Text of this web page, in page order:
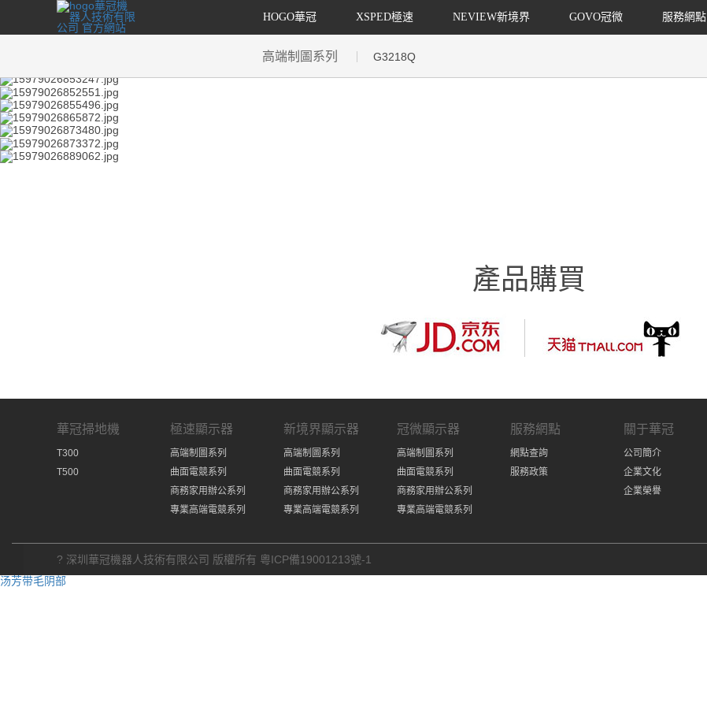
HOGO華冠 XSPED極速 NEVIEW新境界 GOVO冠微 服務網點
高端制圖系列 G3218Q
產品購買
華冠掃地機
T300
T500
極速顯示器
高端制圖系列
曲面電競系列
商務家用辦公系列
專業高端電競系列
新境界顯示器
高端制圖系列
曲面電競系列
商務家用辦公系列
專業高端電競系列
冠微顯示器
高端制圖系列
曲面電競系列
商務家用辦公系列
專業高端電競系列
服務網點
網點查詢
服務政策
關于華冠
公司簡介
企業文化
企業榮譽
? 深圳華冠機器人技術有限公司 版權所有 粵ICP備19001213號-1
汤芳带毛阴部